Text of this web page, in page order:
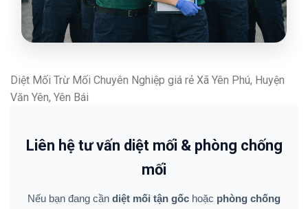
Diệt Mối Trừ Mối Chuyên Nghiệp giá rẻ Xã Yên Phú, Huyện
Văn Yên, Yên Bái
Liên hệ tư vấn diệt mối & phòng chống
mối
Nếu bạn đang cần diệt mối tận gốc hoặc phòng chống